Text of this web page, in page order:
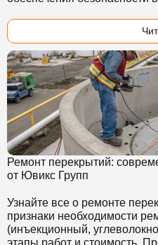
Ремонт перекрытий:
от Ювикс Групп
Узнайте все о ремонте
признаки необходимости
(инъекционный,
этапы работ и стоимость.